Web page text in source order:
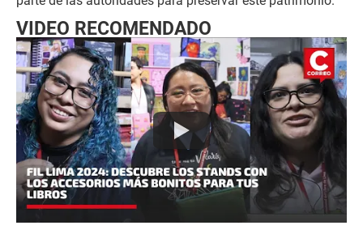
VIDEO RECOMENDADO